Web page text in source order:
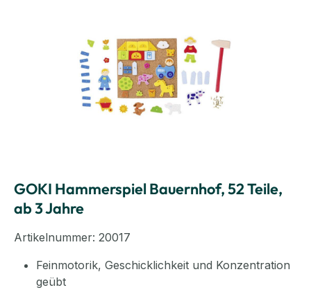
GOKI Hammerspiel Bauernhof, 52 Teile,
ab 3 Jahre
Artikelnummer: 20017
Feinmotorik, Geschicklichkeit und Konzentration
geübt